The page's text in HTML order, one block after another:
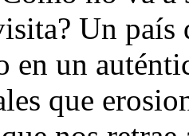
Un
en un
que